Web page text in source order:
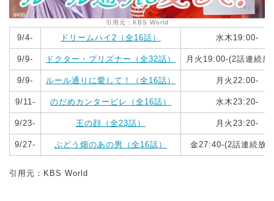
引用元：KBS World
9/4- ドリームハイ2（全16話） 水木19:00-
9/9- ドクター・プリズナー（全32話） 月火19:00-(2話連続放
9/9- ルール通りに愛して！（全16話） 月火22:00-
9/11- のだめカンタービレ（全16話） 水木23:20-
9/23- 王の顔（全23話） 月火23:20-
9/27- ぶどう畑のあの男（全16話） 金27:40-(2話連続放
引用元：KBS World